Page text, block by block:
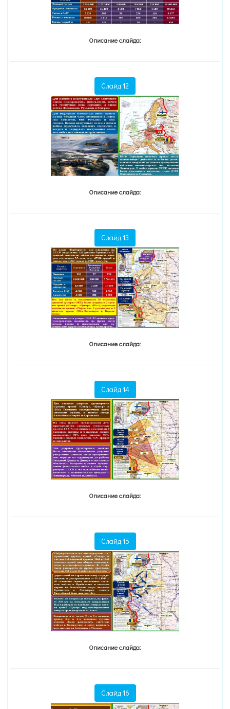
Описание слайда:
Слайд 12
Описание слайда:
Слайд 13
Описание слайда:
Слайд 14
Описание слайда:
Слайд 15
Описание слайда:
Слайд 16